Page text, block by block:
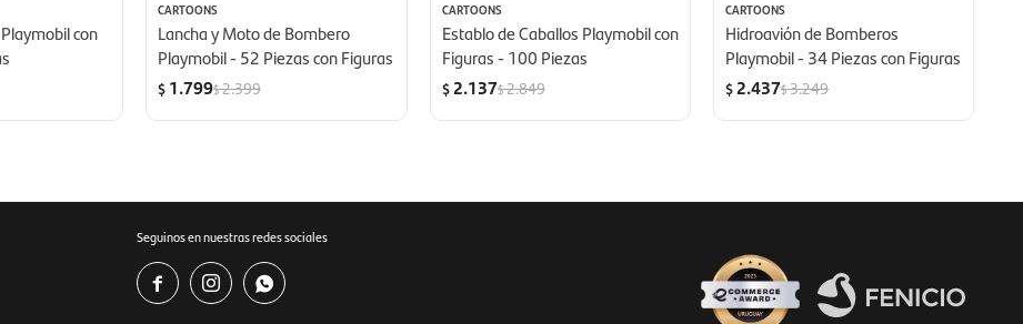
con
CARTOONS
Lancha y Moto de Bombero
Playmobil - 52 Piezas con Figuras
$ 1.799$2.399
CARTOONS
Establo de Caballos Playmobil con
Figuras - 100 Piezas
$2.137$2.849
CARTOONS
Hidroavión de Bomberos
Playmobil - 34 Piezas con Figuras
$2.437$3.249
Seguinos en nuestras redes sociales
  